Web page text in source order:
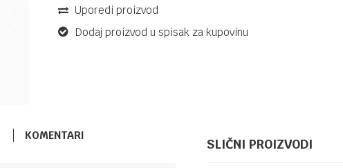
Uporedi proizvod
Dodaj proizvod u spisak za kupovinu
KOMENTARI
SLIČNI PROIZVODI